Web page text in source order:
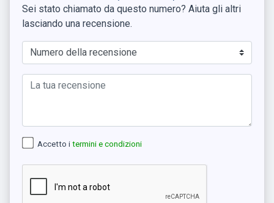
Sei stato chiamato da questo numero? Aiuta gli altri
lasciando una recensione.
Accetto i termini e condizioni